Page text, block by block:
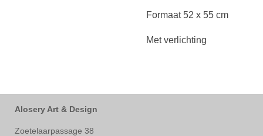
Formaat 52 x 55 cm
Met verlichting
Alosery Art & Design
Zoetelaarpassage 38